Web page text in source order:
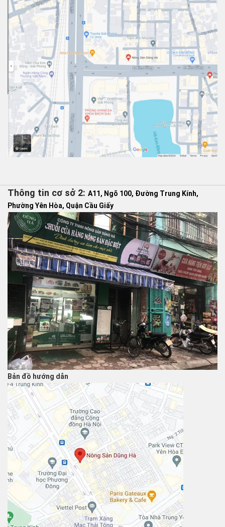
Thông tin cơ sở 2: A11, Ngõ 100, Đường Trung Kính,
Phường Yên Hòa, Quận Cầu Giấy
Bản đồ hướng dẫn